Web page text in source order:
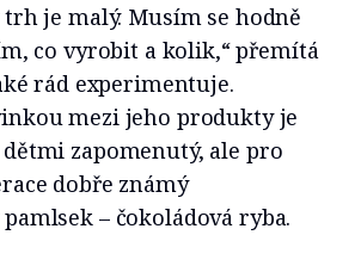
je malý. Musím se hodně
co vyrobit a kolik,“ přemítá
rád experimentuje.
mezi jeho produkty je
zapomenutý, ale pro
dobře známý
– čokoládová ryba.